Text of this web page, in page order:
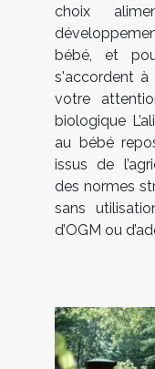
choix
bébé, et
s'accordent
votre
biologique
au bébé
issus de
des normes
sans
d’OGM ou